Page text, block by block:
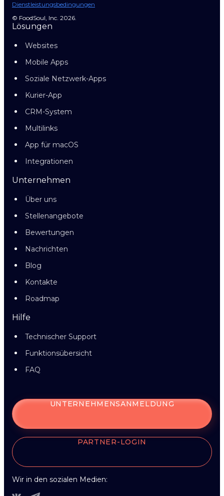
Dienstleistungsbedingungen
© FoodSoul, Inc. 2026.
Lösungen
Websites
Mobile Apps
Soziale Netzwerk-Apps
Kurier-App
CRM-System
Multilinks
App für macOS
Integrationen
Unternehmen
Über uns
Stellenangebote
Bewertungen
Nachrichten
Blog
Kontakte
Roadmap
Hilfe
Technischer Support
Funktionsübersicht
FAQ
UNTERNEHMENSANMELDUNG
PARTNER-LOGIN
Wir in den sozialen Medien: